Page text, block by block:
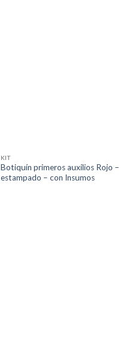
KIT
Botiquín primeros auxilios Rojo –
estampado – con Insumos